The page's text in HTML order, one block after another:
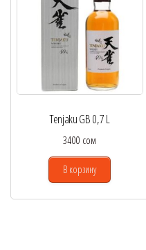
Tenjaku GB 0,7 L
3400 сом
В корзину